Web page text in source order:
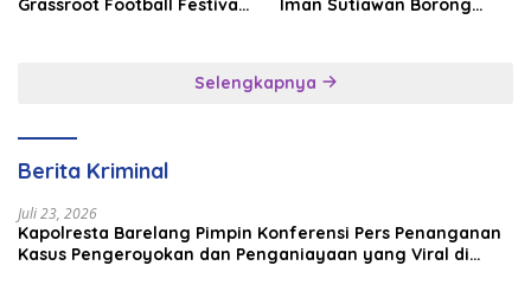
Selengkapnya
Berita Kriminal
Juli 23, 2026
Kapolresta Barelang Pimpin Konferensi Pers Penanganan
Kasus Pengeroyokan dan Penganiayaan yang Viral di